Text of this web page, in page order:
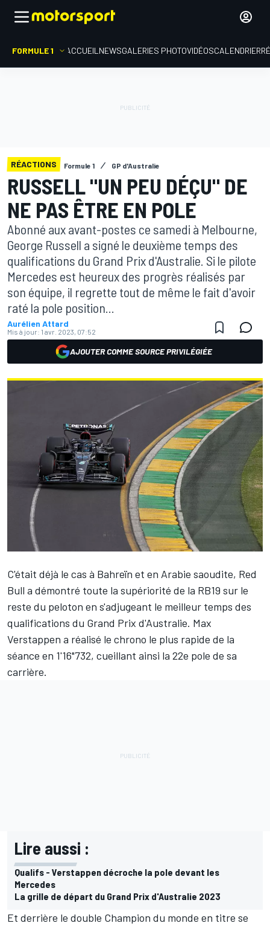
FORMULE 1 ACCUEIL NEWSGALERIES PHOTOVIDÉOSCALENDRIER
RÉACTIONS Formule 1 GP d'Australie
RUSSELL "UN PEU DÉÇU" DE
NE PAS ÊTRE EN POLE
Abonné aux avant-postes ce samedi à Melbourne,
George Russell a signé le deuxième temps des
qualifications du Grand Prix d'Australie. Si le pilote
Mercedes est heureux des progrès réalisés par
son équipe, il regrette tout de même le fait d'avoir
raté la pole position...
Aurélien Attard
Mis à jour: 1 avr. 2023, 07:52
AJOUTER COMME SOURCE PRIVILÉGIÉE
C'était déjà le cas à Bahreïn et en Arabie saoudite, Red
Bull a démontré toute la supériorité de la RB19 sur le
reste du peloton en s'adjugeant le meilleur temps des
qualifications du Grand Prix d'Australie. Max
Verstappen a réalisé le chrono le plus rapide de la
séance en 1'16"732, cueillant ainsi la 22e pole de sa
carrière.
Lire aussi :
Qualifs - Verstappen décroche la pole devant les
Mercedes
La grille de départ du Grand Prix d'Australie 2023
Et derrière le double Champion du monde en titre se